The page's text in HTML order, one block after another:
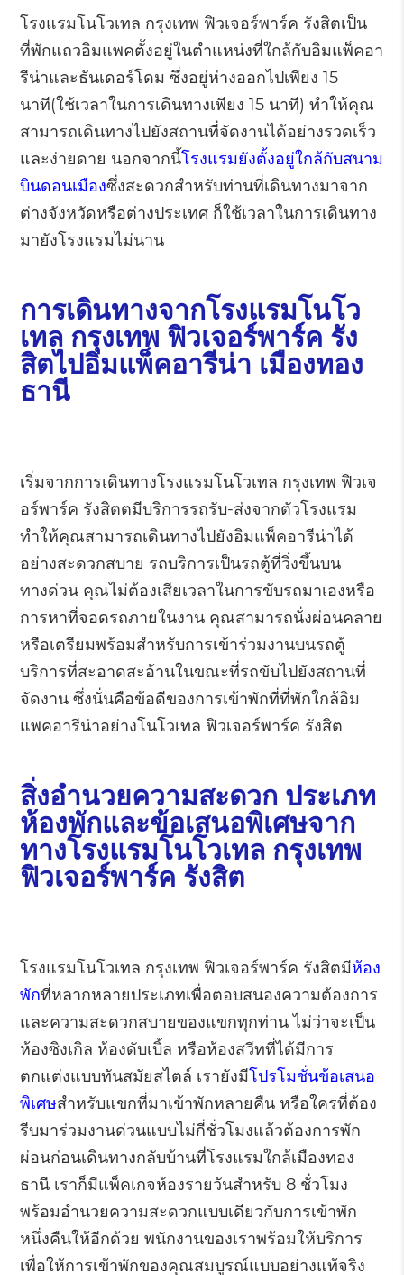
โรงแรมโนโวเทล กรุงเทพ ฟิวเจอร์พาร์ค รังสิตเป็น
ที่พักแถวอิมแพคตั้งอยู่ในตำแหน่งที่ใกล้กับอิมแพ็คอา
รีน่าและธันเดอร์โดม ซึ่งอยู่ห่างออกไปเพียง 15
นาที(ใช้เวลาในการเดินทางเพียง 15 นาที) ทำให้คุณ
สามารถเดินทางไปยังสถานที่จัดงานได้อย่างรวดเร็ว
และง่ายดาย นอกจากนี้โรงแรมยังตั้งอยู่ใกล้กับสนาม
บินดอนเมืองซึ่งสะดวกสำหรับท่านที่เดินทางมาจาก
ต่างจังหวัดหรือต่างประเทศ ก็ใช้เวลาในการเดินทาง
มายังโรงแรมไม่นาน
การเดินทางจากโรงแรมโนโว
เทล กรุงเทพ ฟิวเจอร์พาร์ค รัง
สิตไปอิมแพ็คอารีน่า เมืองทอง
ธานี
เริ่มจากการเดินทางโรงแรมโนโวเทล กรุงเทพ ฟิวเจ
อร์พาร์ค รังสิตตมีบริการรถรับ-ส่งจากตัวโรงแรม
ทำให้คุณสามารถเดินทางไปยังอิมแพ็คอารีน่าได้
อย่างสะดวกสบาย รถบริการเป็นรถตู้ที่วิ่งขึ้นบน
ทางด่วน คุณไม่ต้องเสียเวลาในการขับรถมาเองหรือ
การหาที่จอดรถภายในงาน คุณสามารถนั่งผ่อนคลาย
หรือเตรียมพร้อมสำหรับการเข้าร่วมงานบนรถตู้
บริการที่สะอาดสะอ้านในขณะที่รถขับไปยังสถานที่
จัดงาน ซึ่งนั่นคือข้อดีของการเข้าพักที่ที่พักใกล้อิม
แพคอารีน่าอย่างโนโวเทล ฟิวเจอร์พาร์ค รังสิต
สิ่งอำนวยความสะดวก ประเภท
ห้องพักและข้อเสนอพิเศษจาก
ทางโรงแรมโนโวเทล กรุงเทพ
ฟิวเจอร์พาร์ค รังสิต
โรงแรมโนโวเทล กรุงเทพ ฟิวเจอร์พาร์ค รังสิตมีห้อง
พักที่หลากหลายประเภทเพื่อตอบสนองความต้องการ
และความสะดวกสบายของแขกทุกท่าน ไม่ว่าจะเป็น
ห้องซิงเกิล ห้องดับเบิ้ล หรือห้องสวีทที่ได้มีการ
ตกแต่งแบบทันสมัยสไตล์ เรายังมีโปรโมชั่นข้อเสนอ
พิเศษสำหรับแขกที่มาเข้าพักหลายคืน หรือใครที่ต้อง
รีบมาร่วมงานด่วนแบบไม่กี่ชั่วโมงแล้วต้องการพัก
ผ่อนก่อนเดินทางกลับบ้านที่โรงแรมใกล้เมืองทอง
ธานี เราก็มีแพ็คเกจห้องรายวันสำหรับ 8 ชั่วโมง
พร้อมอำนวยความสะดวกแบบเดียวกับการเข้าพัก
หนึ่งคืนให้อีกด้วย พนักงานของเราพร้อมให้บริการ
เพื่อให้การเข้าพักของคุณสมบูรณ์แบบอย่างแท้จริง